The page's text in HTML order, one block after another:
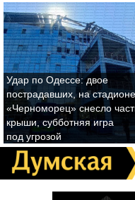
Удар по Одессе: двое
пострадавших, на стадионе
«Черноморец» снесло
крыши, субботняя игра
под угрозой